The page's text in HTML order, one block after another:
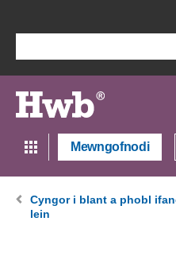
Mewngofnodi
Cyngor i blant a phobl
lein